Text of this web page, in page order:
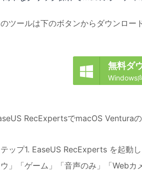
ツールは下のボタンからダウンロー
 無料ダ
Windows
RecExpertsでmacOS Ventura
ップ1. EaseUS RecExperts を起動
ウ」「ゲーム」「音声のみ」「Web